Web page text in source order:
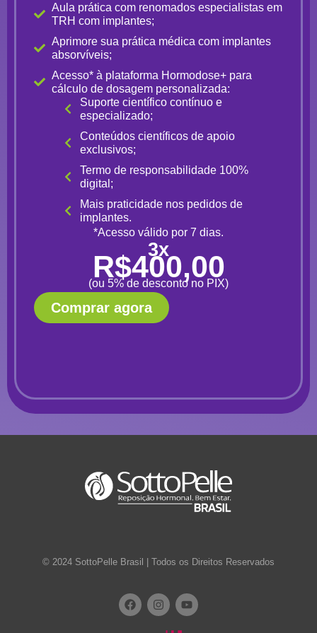
Aula prática com renomados especialistas em
TRH com implantes;
Aprimore sua prática médica com implantes
absorvíveis;
Acesso* à plataforma Hormodose+ para
cálculo de dosagem personalizada:
Suporte científico contínuo e
especializado;
Conteúdos científicos de apoio
exclusivos;
Termo de responsabilidade 100%
digital;
Mais praticidade nos pedidos de
implantes.
*Acesso válido por 7 dias.
3x
R$400,00
(ou 5% de desconto no PIX)
Comprar agora
© 2024 SottoPelle Brasil | Todos os Direitos Reservados